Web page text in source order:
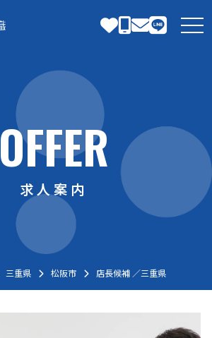
OFFER
求人案内
三重県 松阪市 店長候補 ／三重県